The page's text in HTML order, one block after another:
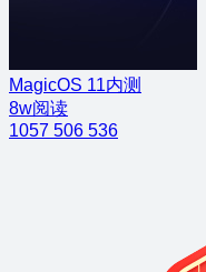
MagicOS 11内测
8w阅读
1057 506 536